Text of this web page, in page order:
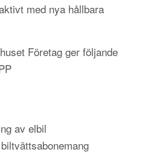
med nya hållbara
Företag ger följande
av elbil